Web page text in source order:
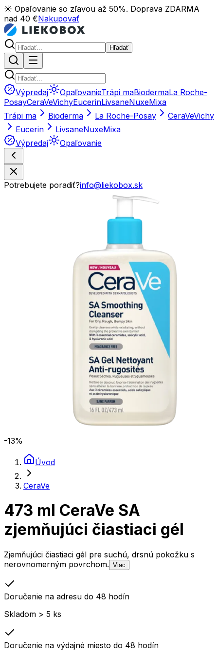
☀️ Opaľovanie so zľavou až 50%. Doprava ZDARMA
nad 40 €Nakupovať
Hľadať
Výpredaj OpaľovanieTrápi maBiodermaLa Roche-
PosayCeraVeVichyEucerinLivsaneNuxeMixa
Trápi ma
Bioderma La Roche-Posay CeraVeVichy
Eucerin
LivsaneNuxeMixa
Výpredaj
Opaľovanie
Potrebujete poradiť?info@liekobox.sk
-13%
Úvod
CeraVe
473 ml CeraVe SA
zjemňujúci čiastiaci gél
Zjemňujúci čiastiaci gél pre suchú, drsnú pokožku s
nerovnomerným povrchom. Viac
Doručenie na adresu do 48 hodín
Skladom > 5 ks
Doručenie na výdajné miesto do 48 hodín